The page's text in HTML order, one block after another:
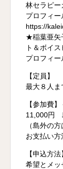
林セラピー
プロフィー
https://
★稲葉亜矢
ト＆ボイス
プロフィ
【定員】
最大８人ま
【参加費
11,000円
（島外の
お支払い
【申込方
希望とメッ